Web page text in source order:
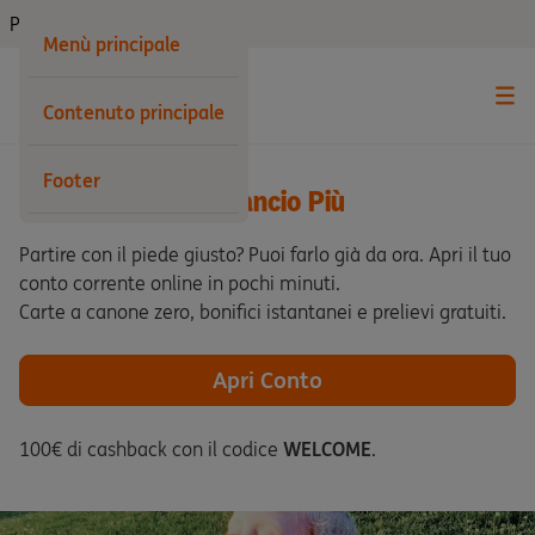
Menù principale
Contenuto principale
Footer
Privati
Conto Corrente Arancio Più
Partire con il piede giusto? Puoi farlo già da ora. Apri il tuo
conto corrente online in pochi minuti.
Carte a canone zero, bonifici istantanei e prelievi gratuiti.
Apri Conto
100€ di cashback con il codice WELCOME.